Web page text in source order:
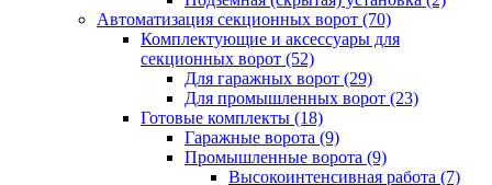
Автоматизация секционных ворот (70)
Комплектующие и аксессуары для
секционных ворот (52)
Для гаражных ворот (29)
Для промышленных ворот (23)
Готовые комплекты (18)
Гаражные ворота (9)
Промышленные ворота (9)
Высокоинтенсивная работа (7)